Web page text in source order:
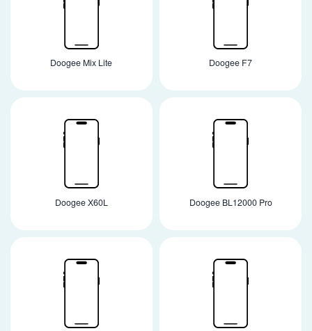
Doogee Mix Lite Doogee F7
Doogee X60L Doogee BL12000 Pro